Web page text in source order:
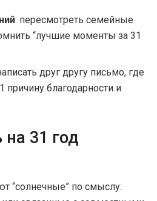
: пересмотреть семейные
“лучшие моменты за 31
друг другу письмо, где
благодарности и
на 31 год
“солнечные” по смыслу: